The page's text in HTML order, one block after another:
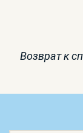
Возврат к